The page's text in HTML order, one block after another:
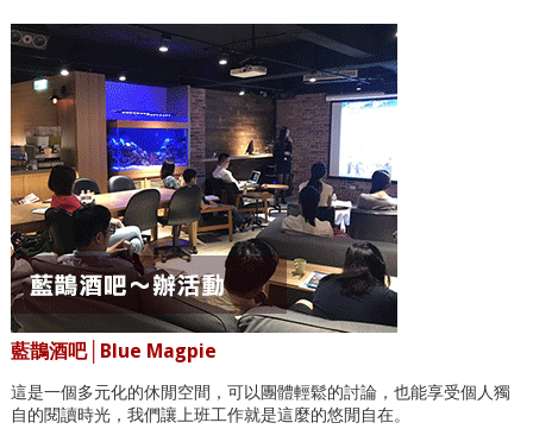
藍鵲酒吧│Blue Magpie
這是一個多元化的休閒空間，可以團體輕鬆的討論，也能享受個人獨
自的閱讀時光，我們讓上班工作就是這麼的悠閒自在。